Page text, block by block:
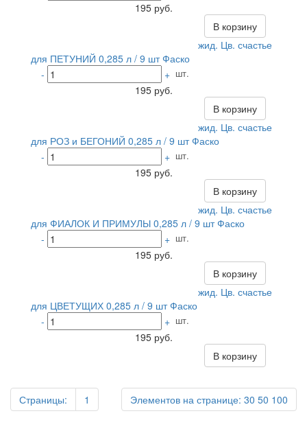
195 руб.
В корзину
жид. Цв. счастье
для ПЕТУНИЙ 0,285 л / 9 шт Фаско
-
+ шт.
195 руб.
В корзину
жид. Цв. счастье
для РОЗ и БЕГОНИЙ 0,285 л / 9 шт Фаско
-
+ шт.
195 руб.
В корзину
жид. Цв. счастье
для ФИАЛОК И ПРИМУЛЫ 0,285 л / 9 шт Фаско
-
+ шт.
195 руб.
В корзину
жид. Цв. счастье
для ЦВЕТУЩИХ 0,285 л / 9 шт Фаско
-
+ шт.
195 руб.
В корзину
Элементов на странице: 30 50 100
Страницы: 1